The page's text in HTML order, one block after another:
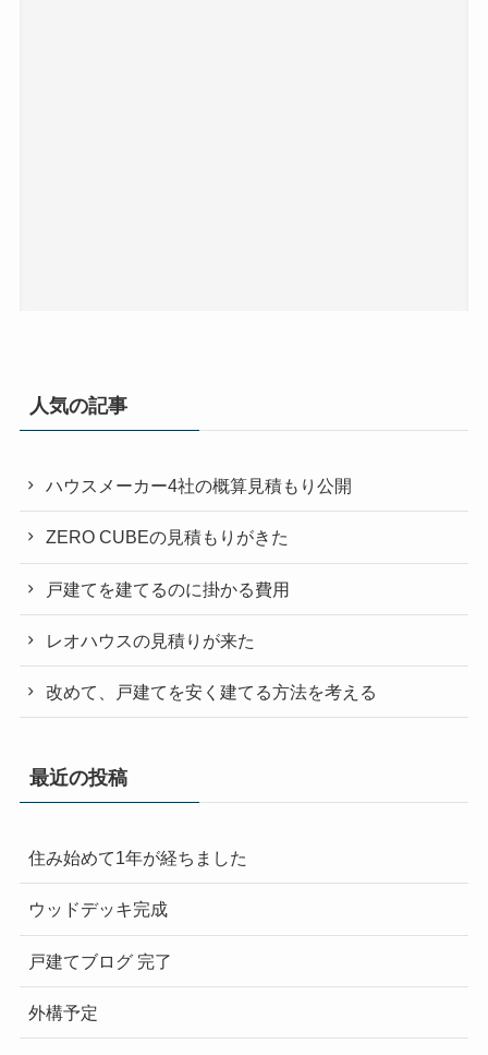
人気の記事
ハウスメーカー4社の概算見積もり公開
ZERO CUBEの見積もりがきた
戸建てを建てるのに掛かる費用
レオハウスの見積りが来た
改めて、戸建てを安く建てる方法を考える
最近の投稿
住み始めて1年が経ちました
ウッドデッキ完成
戸建てブログ 完了
外構予定